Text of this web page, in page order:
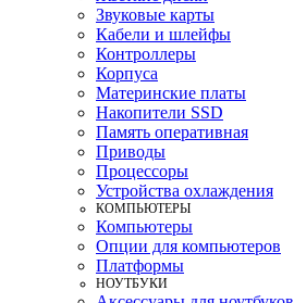
Звуковые карты
Кабели и шлейфы
Контроллеры
Корпуса
Материнские платы
Накопители SSD
Память оперативная
Приводы
Процессоры
Устройства охлаждения
КОМПЬЮТЕРЫ
Компьютеры
Опции для компьютеров
Платформы
НОУТБУКИ